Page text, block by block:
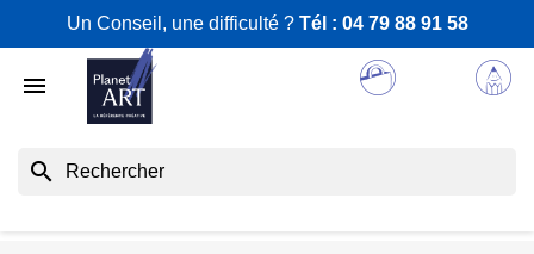
Un Conseil, une difficulté ? Tél : 04 79 88 91 58

search